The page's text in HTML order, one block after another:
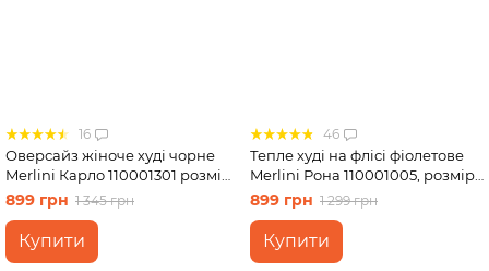
16
Оверсайз жіноче худі чорне
Merlini Карло 110001301 розмір
42-44 (S-M)
899 грн 1 345 грн
Купити
46
Тепле худі на флісі фіолетове
Merlini Рона 110001005, розмір
42-44
899 грн 1 299 грн
Купити